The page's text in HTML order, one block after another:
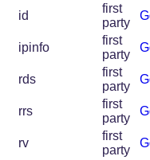
id
first
party
ipinfo
first
party
rds
first
party
rrs
first
party
rv
first
party